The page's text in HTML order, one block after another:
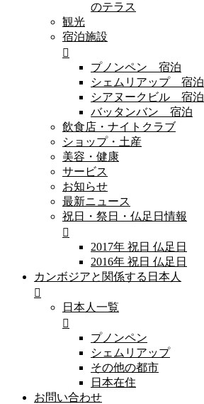
のテラス
観光
宿泊施設
プノンペン 宿泊
シェムリアップ 宿泊
シアヌークビル 宿泊
バッタンバン 宿泊
飲食店・ナイトクラブ
ショップ・土産
美容・健康
サービス
お知らせ
最新ニュース
祝日・祭日・仏足日情報
2017年 祝日 仏足日
2016年 祝日 仏足日
カンボジアと関係する日本人
日本人一覧
プノンペン
シェムリアップ
その他の都市
日本在住
お問い合わせ